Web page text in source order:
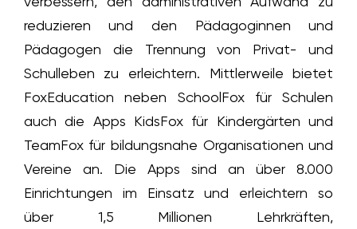
reduzieren und den Pädagoginnen und
Pädagogen die Trennung von Privat- und
Schulleben zu erleichtern. Mittlerweile bietet
FoxEducation neben SchoolFox für Schulen
auch die Apps KidsFox für Kindergärten und
TeamFox für bildungsnahe Organisationen und
Vereine an. Die Apps sind an über 8.000
Einrichtungen im Einsatz und erleichtern so
über 1,5 Millionen Lehrkräften,